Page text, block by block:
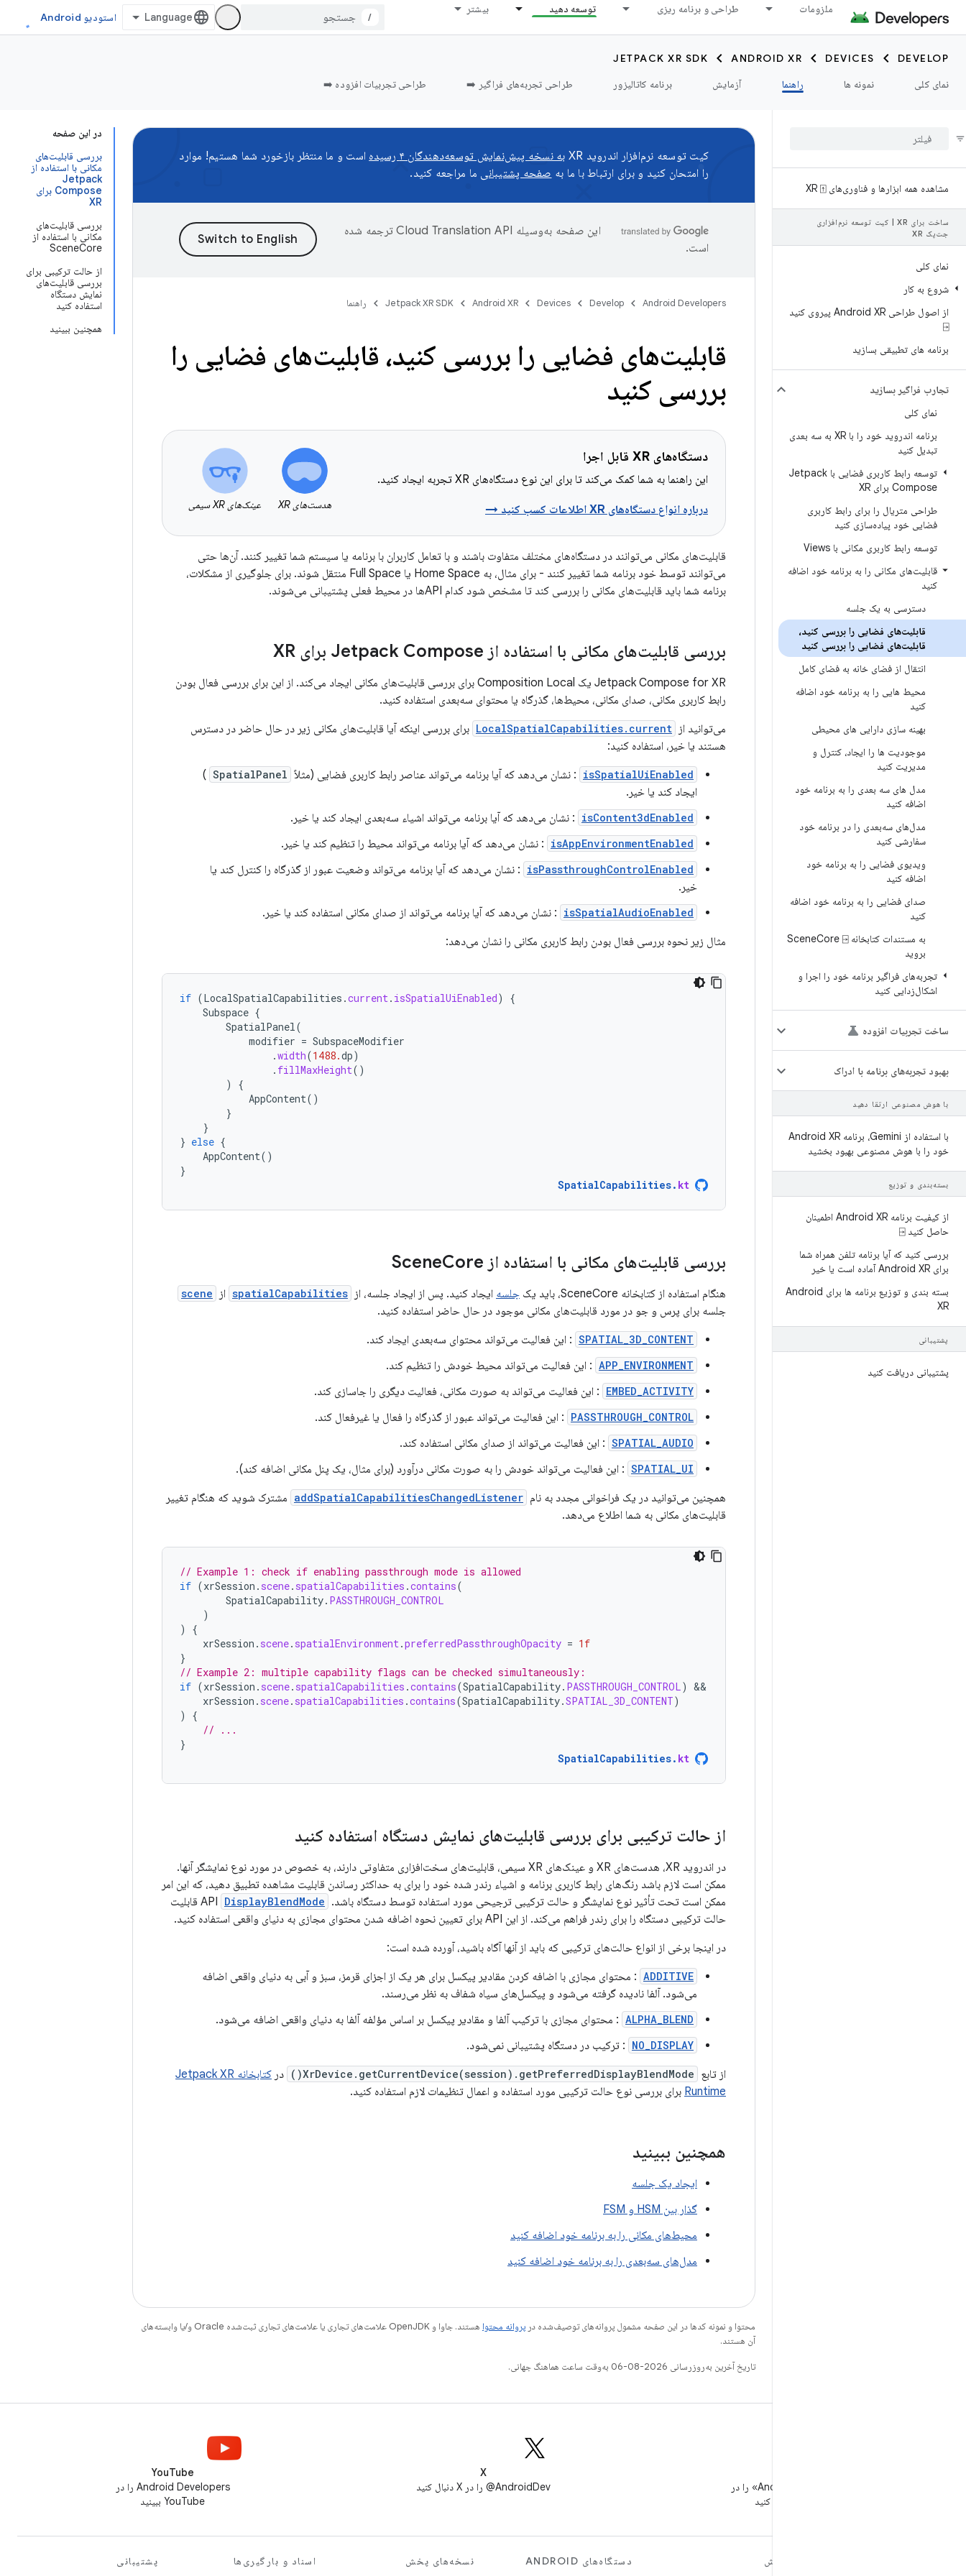
ملزومات طراحی و برنامه ریزی توسعه دهید بیشتر
/ استودیو Android
DEVELOP
DEVICES
ANDROID XR
JETPACK XR SDK
نمای کلی
نمونه ها راهنما آزمایش برنامه کاتالیزور طراحی تجربه‌های فراگیر ➡️ طراحی تجربیات افزوده ➡️
مشاهده همه ابزارها و فناوری‌های XR ⍐
ساخت برای XR
کیت توسعه نرم‌افزاری
جت‌پک XR
نمای کلی
شروع به کار
از اصول طراحی Android XR پیروی کنید
⍈
برنامه های تطبیقی ​​بسازید
تجارب فراگیر بسازید
نمای کلی
برنامه اندروید خود را با XR به سه بعدی
تبدیل کنید
توسعه رابط کاربری فضایی با Jetpack
Compose برای XR
طراحی متریال را برای رابط کاربری
فضایی خود پیاده‌سازی کنید
توسعه رابط کاربری مکانی با Views
قابلیت‌های مکانی را به برنامه خود اضافه
کنید
دسترسی به یک جلسه
قابلیت‌های فضایی را بررسی کنید،
قابلیت‌های فضایی را بررسی کنید
انتقال از فضای خانه به فضای کامل
محیط هایی را به برنامه خود اضافه
کنید
بهینه سازی دارایی های محیطی
موجودیت ها را ایجاد، کنترل و
مدیریت کنید
مدل های سه بعدی را به برنامه خود
اضافه کنید
مدل‌های سه‌بعدی را در برنامه خود
سفارشی کنید
ویدیوی فضایی را به برنامه خود
اضافه کنید
صدای فضایی را به برنامه خود اضافه
کنید
به مستندات کتابخانه SceneCore ⍈
بروید
تجربه‌های فراگیر برنامه خود را اجرا و
اشکال‌زدایی کنید
ساخت تجربیات افزوده
بهبود تجربه‌های برنامه با ادراک
با هوش مصنوعی ارتقا دهید
با استفاده از Gemini، برنامه Android XR
خود را با هوش مصنوعی بهبود بخشید
بسته‌بندی و توزیع
از کیفیت برنامه Android XR اطمینان
حاصل کنید ⍈
بررسی کنید که آیا برنامه تلفن همراه شما
برای Android XR آماده است یا خیر
بسته بندی و توزیع برنامه ها برای Android
XR
پشتیبانی
پشتیبانی دریافت کنید
در این صفحه
بررسی قابلیت‌های
مکانی با استفاده از
Jetpack
Compose برای
XR
بررسی قابلیت‌های
مکانی با استفاده از
SceneCore
از حالت ترکیبی برای
بررسی قابلیت‌های
نمایش دستگاه
استفاده کنید
همچنین ببینید
کیت توسعه نرم‌افزار اندروید XR به نسخه پیش‌نمایش توسعه‌دهندگان ۴ رسیده
است و ما منتظر بازخورد شما هستیم! موارد
را امتحان کنید و برای ارتباط با ما به صفحه پشتیبانی ما مراجعه کنید.
این صفحه به‌وسیله
ترجمه شده
است.
Android Developers
Develop
Devices
Android XR
Jetpack XR SDK راهنما
قابلیت‌های فضایی را بررسی کنید، قابلیت‌های فضایی را
بررسی کنید
دستگاه‌های XR قابل اجرا
این راهنما به شما کمک می‌کند تا برای این نوع دستگاه‌های XR تجربه ایجاد کنید.
درباره انواع دستگاه‌های XR اطلاعات کسب کنید → هدست‌های XR عینک‌های XR سیمی
قابلیت‌های مکانی می‌توانند در دستگاه‌های مختلف متفاوت باشند و با تعامل کاربران با برنامه یا سیستم شما تغییر کنند. آن‌ها حتی
می‌توانند توسط خود برنامه شما تغییر کنند - برای مثال، به Home Space یا Full Space منتقل شوند. برای جلوگیری از مشکلات،
برنامه شما باید قابلیت‌های مکانی را بررسی کند تا مشخص شود کدام APIها در محیط فعلی پشتیبانی می‌شوند.
بررسی قابلیت‌های مکانی با استفاده از Jetpack Compose برای XR
Jetpack Compose for XR یک Composition Local برای بررسی قابلیت‌های مکانی ایجاد می‌کند. از این برای بررسی فعال بودن
رابط کاربری مکانی، صدای مکانی، محیط‌ها، گذرگاه یا محتوای سه‌بعدی استفاده کنید.
می‌توانید از LocalSpatialCapabilities.current برای بررسی اینکه آیا قابلیت‌های مکانی زیر در حال حاضر در دسترس
هستند یا خیر، استفاده کنید:
isSpatialUiEnabled : نشان می‌دهد که آیا برنامه می‌تواند عناصر رابط کاربری فضایی (مثلاً SpatialPanel
)
ایجاد کند یا خیر.
isContent3dEnabled : نشان می‌دهد که آیا برنامه می‌تواند اشیاء سه‌بعدی ایجاد کند یا خیر.
isAppEnvironmentEnabled : نشان می‌دهد که آیا برنامه می‌تواند محیط را تنظیم کند یا خیر.
isPassthroughControlEnabled : نشان می‌دهد که آیا برنامه می‌تواند وضعیت عبور از گذرگاه را کنترل کند یا
خیر.
isSpatialAudioEnabled : نشان می‌دهد که آیا برنامه می‌تواند از صدای مکانی استفاده کند یا خیر.
مثال زیر نحوه بررسی فعال بودن رابط کاربری مکانی را نشان می‌دهد:
if (LocalSpatialCapabilities .current. isSpatialUiEnabled)
{
Subspace {
SpatialPanel(
modifier = SubspaceModifier
.width(1488.dp)
. fillMaxHeight()
)
{
AppContent()
}
}
} else {
AppContent()
}
SpatialCapabilities. kt
بررسی قابلیت‌های مکانی با استفاده از Scene Core
هنگام استفاده از کتابخانه SceneCore، باید یک جلسه ایجاد کنید. پس از ایجاد جلسه، از spatialCapabilities از scene
جلسه برای پرس و جو در مورد قابلیت‌های مکانی موجود در حال حاضر استفاده کنید.
SPATIAL_3D_CONTENT : این فعالیت می‌تواند محتوای سه‌بعدی ایجاد کند.
APP_ENVIRONMENT : این فعالیت می‌تواند محیط خودش را تنظیم کند.
EMBED_ACTIVITY : این فعالیت می‌تواند به صورت مکانی، فعالیت دیگری را جاسازی کند.
PASSTHROUGH_CONTROL : این فعالیت می‌تواند عبور از گذرگاه را فعال یا غیرفعال کند.
SPATIAL_AUDIO : این فعالیت می‌تواند از صدای مکانی استفاده کند.
SPATIAL_UI : این فعالیت می‌تواند خودش را به صورت مکانی درآورد (برای مثال، یک پنل مکانی اضافه کند).
همچنین می‌توانید در یک فراخوانی مجدد به نام addSpatialCapabilitiesChangedListener مشترک شوید که هنگام تغییر
قابلیت‌های مکانی به شما اطلاع می‌دهد.
// Example 1: check if enabling passthrough mode is allowed
if (xrSession . scene. spatialCapabilities .contains(
SpatialCapability. PASSTHROUGH_CONTROL
)
)
{
xrSession . scene. spatialEnvironment.preferredPassthroughOpacity = 1f
}
// Example 2: multiple capability flags can be checked simultaneously:
if (xrSession . scene. spatialCapabilities .contains(SpatialCapability. PASSTHROUGH_CONTROL)
xrSession . scene. spatialCapabilities .contains(SpatialCapability.SPATIAL_3D_CONTENT)
)
{
// ...
}
SpatialCapabilities. kt
از حالت ترکیبی برای بررسی قابلیت‌های نمایش دستگاه استفاده کنید
در اندروید XR، هدست‌های XR و عینک‌های XR سیمی، قابلیت‌های سخت‌افزاری متفاوتی دارند، به خصوص در مورد نوع نمایشگر آنها.
ممکن است لازم باشد رنگ‌های رابط کاربری برنامه و اشیاء رندر شده خود را برای به حداکثر رساندن قابلیت مشاهده تطبیق دهید، که این امر
ممکن است تحت تأثیر نوع نمایشگر و حالت ترکیبی ترجیحی مورد استفاده توسط دستگاه باشد. API DisplayBlendMode
قابلیت
حالت ترکیبی دستگاه را برای رندر فراهم می‌کند. از این API برای تعیین نحوه اضافه شدن محتوای مجازی به دنیای واقعی استفاده کنید.
در اینجا برخی از انواع حالت‌های ترکیبی که باید از آنها آگاه باشید، آورده شده است:
ADDITIVE : محتوای مجازی با اضافه کردن مقادیر پیکسل برای هر یک از اجزای قرمز، سبز و آبی به دنیای واقعی اضافه
می‌شود. آلفا نادیده گرفته می‌شود و پیکسل‌های سیاه شفاف به نظر می‌رسند.
ALPHA_BLEND : محتوای مجازی با ترکیب آلفا و مقادیر پیکسل بر اساس مؤلفه آلفا به دنیای واقعی اضافه می‌شود.
NO_DISPLAY : ترکیب در دستگاه پشتیبانی نمی‌شود.
از تابع XrDevice.getCurrentDevice(session).getPreferredDisplayBlendMode() در
کتابخانه Jetpack XR
Runtime برای بررسی نوع حالت ترکیبی مورد استفاده و اعمال تنظیمات لازم استفاده کنید.
همچنین ببینید
ایجاد یک جلسه
گذار بین HSM و FSM
محیط‌های مکانی را به برنامه خود اضافه کنید
مدل‌های سه‌بعدی را به برنامه خود اضافه کنید
محتوا و نمونه کدها در این صفحه مشمول پروانه‌های توصیف‌شده در پروانه محتوا
هستند. جاوا و OpenJDK علامت‌های تجاری یا علامت‌های تجاری ثبت‌شده Oracle و/یا وابسته‌های
آن هستند.
تاریخ آخرین به‌روزرسانی 2026-08-06 به‌وقت ساعت هماهنگ جهانی.
«توسعه‌دهندگان Android» را در
X
AndroidDev@ را در X دنبال کنید
YouTube
Android Developers را در
YouTube ببینید
کاوش دستگاه‌های ANDROID نسخه‌های پخش اسناد و بارگیری‌ها پشتیبانی